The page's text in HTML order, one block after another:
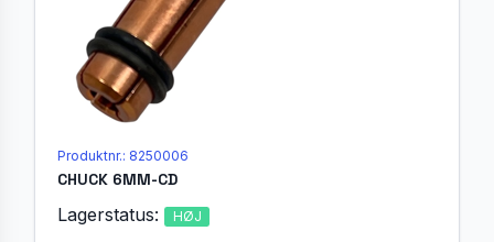
Produktnr.: 8250006
CHUCK 6MM-CD
Lagerstatus: HØJ